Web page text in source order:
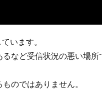
います。
など受信状況の悪い場
のではありません。